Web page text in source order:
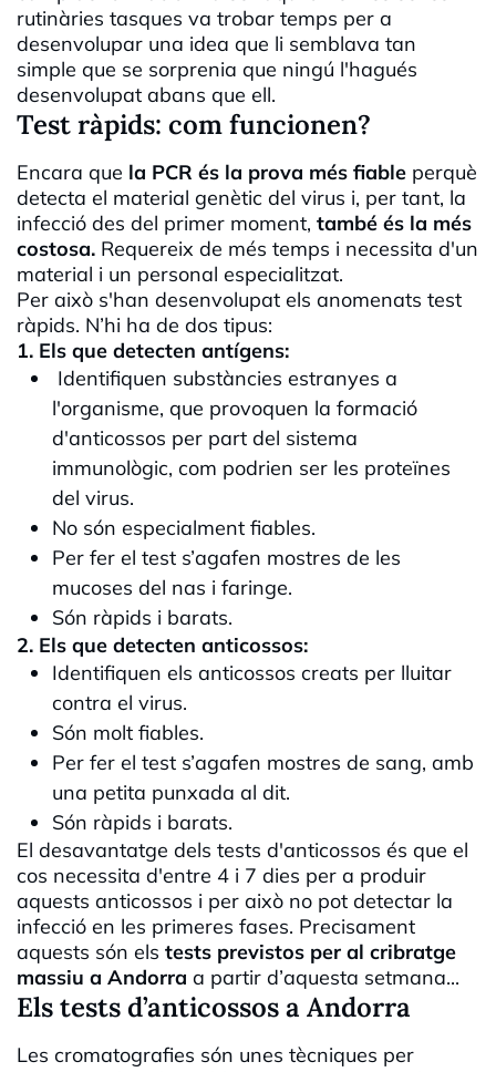
rutinàries tasques va trobar temps per a
desenvolupar una idea que li semblava tan
simple que se sorprenia que ningú l'hagués
desenvolupat abans que ell.
Test ràpids: com funcionen?
Encara que la PCR és la prova més fiable perquè
detecta el material genètic del virus i, per tant, la
infecció des del primer moment, també és la més
costosa. Requereix de més temps i necessita d'un
material i un personal especialitzat.
Per això s'han desenvolupat els anomenats test
ràpids. N’hi ha de dos tipus:
1. Els que detecten antígens:
Identifiquen substàncies estranyes a
l'organisme, que provoquen la formació
d'anticossos per part del sistema
immunològic, com podrien ser les proteïnes
del virus.
No són especialment fiables.
Per fer el test s’agafen mostres de les
mucoses del nas i faringe.
Són ràpids i barats.
2. Els que detecten anticossos:
Identifiquen els anticossos creats per lluitar
contra el virus.
Són molt fiables.
Per fer el test s’agafen mostres de sang, amb
una petita punxada al dit.
Són ràpids i barats.
El desavantatge dels tests d'anticossos és que el
cos necessita d'entre 4 i 7 dies per a produir
aquests anticossos i per això no pot detectar la
infecció en les primeres fases. Precisament
aquests són els tests previstos per al cribratge
massiu a Andorra a partir d’aquesta setmana...
Els tests d’anticossos a Andorra
Les cromatografies són unes tècniques per